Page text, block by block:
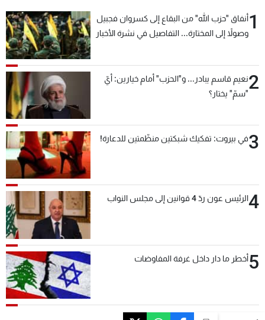
1أنفاق "حزب الله" من البقاع إلى كسروان فجبيل
وصولاً إلى المختارة... التفاصيل في نشرة الأخبار
2نعيم قاسم يبادر... و"الحزب" أمام خيارين: أيّ
"سمّ" يختار؟
3في بيروت: تفكيك شبكتين منظّمتين للدعارة!
4الرئيس عون ردّ 4 قوانين إلى مجلس النواب
5أخطر ما دار داخل غرفة المفاوضات